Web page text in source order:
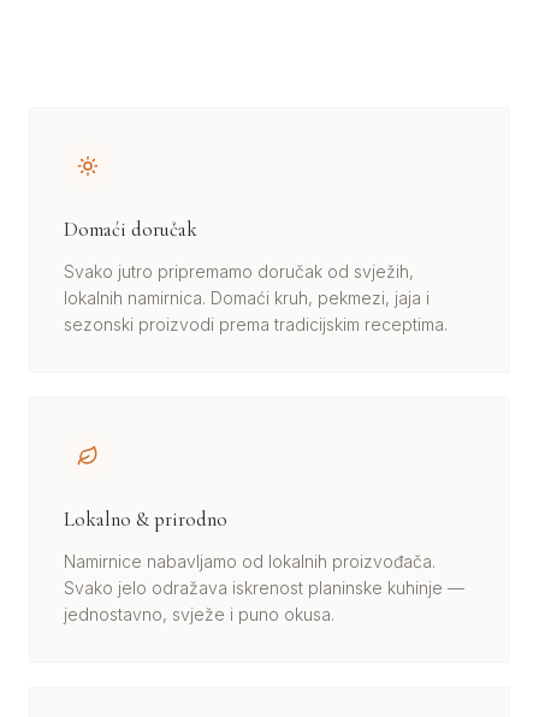
Domaći doručak
Svako jutro pripremamo doručak od svježih,
lokalnih namirnica. Domaći kruh, pekmezi, jaja i
sezonski proizvodi prema tradicijskim receptima.
Lokalno & prirodno
Namirnice nabavljamo od lokalnih proizvođača.
Svako jelo odražava iskrenost planinske kuhinje —
jednostavno, svježe i puno okusa.